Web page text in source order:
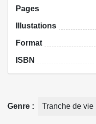
Pages
Illustations
Format
ISBN
Genre Tranche de vie